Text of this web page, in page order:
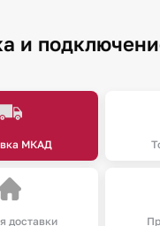
и
МКАД
доставки